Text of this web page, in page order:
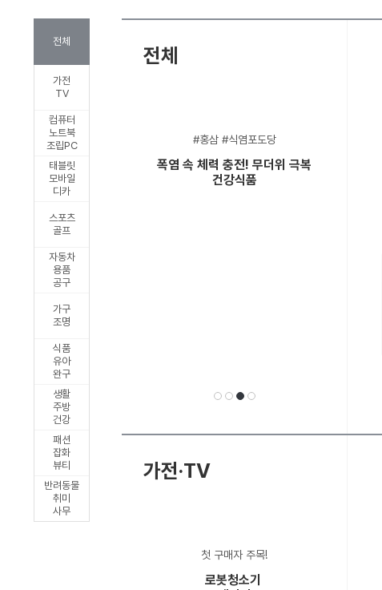
일
전체
가전
TV
컴퓨터
노트북
조립PC
태블릿
모바일
디카
스포츠
골프
자동차
용품
공구
가구
조명
식품
유아
완구
생활
주방
건강
패션
잡화
뷰티
반려동물
취미
사무
전체
#홍삼 #식염포도당
폭염 속 체력 충전! 무더위 극복
건강식품
가전·TV
첫 구매자 주목!
로봇청소기